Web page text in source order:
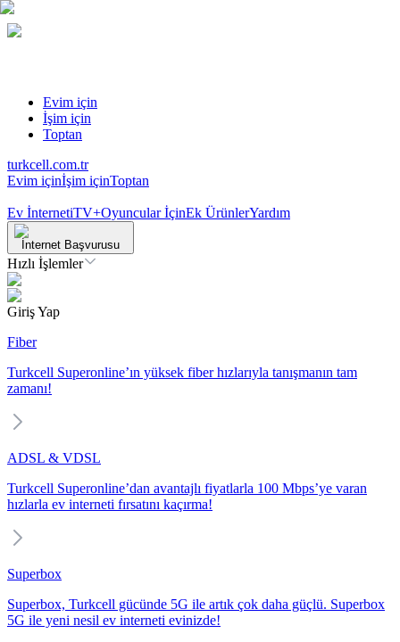
Evim için
İşim için
Toptan
turkcell.com.tr
Evim içinİşim içinToptan
Ev İnternetiTV+Oyuncular İçinEk ÜrünlerYardım
İnternet Başvurusu
Hızlı İşlemler
Giriş Yap
Fiber
Turkcell Superonline’ın yüksek fiber hızlarıyla tanışmanın tam
zamanı!
ADSL & VDSL
Turkcell Superonline’dan avantajlı fiyatlarla 100 Mbps’ye varan
hızlarla ev interneti fırsatını kaçırma!
Superbox
Superbox, Turkcell gücünde 5G ile artık çok daha güçlü. Superbox
5G ile yeni nesil ev interneti evinizde!